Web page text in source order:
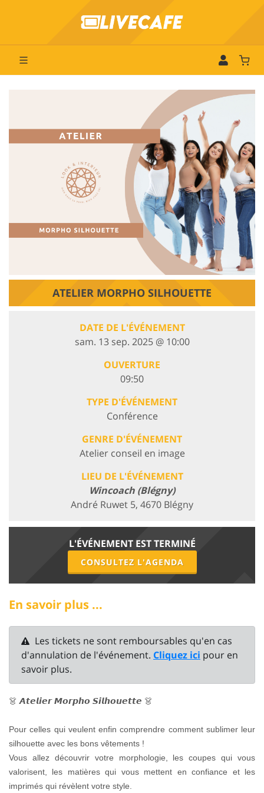
ATELIER MORPHO SILHOUETTE
DATE DE L'ÉVÉNEMENT
sam. 13 sep. 2025 @ 10:00
OUVERTURE
09:50
TYPE D'ÉVÉNEMENT
Conférence
GENRE D'ÉVÉNEMENT
Atelier conseil en image
LIEU DE L'ÉVÉNEMENT
Wincoach (Blégny)
André Ruwet 5, 4670 Blégny
L'ÉVÉNEMENT EST TERMINÉ
CONSULTEZ L'AGENDA
En savoir plus ...
Les tickets ne sont remboursables qu'en cas
d'annulation de l'événement. Cliquez ici pour en
savoir plus.
👗 𝘼𝙩𝙚𝙡𝙞𝙚𝙧 𝙈𝙤𝙧𝙥𝙝𝙤 𝙎𝙞𝙡𝙝𝙤𝙪𝙚𝙩𝙩𝙚 👗
Pour celles qui veulent enfin comprendre comment sublimer leur
silhouette avec les bons vêtements !
Vous allez découvrir votre morphologie, les coupes qui vous
valorisent, les matières qui vous mettent en confiance et les
imprimés qui révèlent votre style.